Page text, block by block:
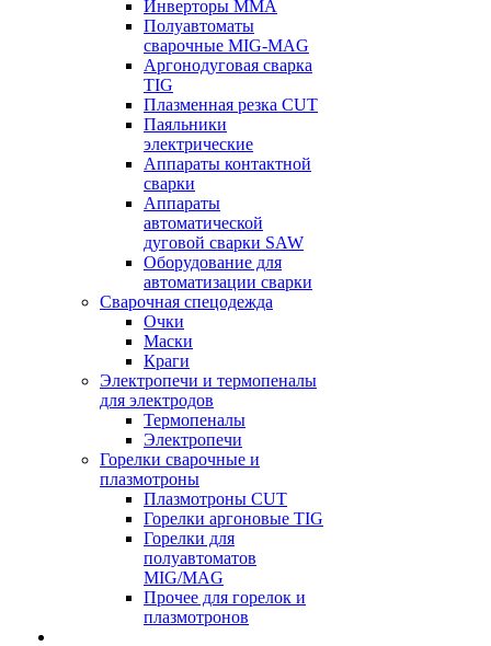
Инверторы ММА
Полуавтоматы
сварочные MIG-MAG
Аргонодуговая сварка
TIG
Плазменная резка CUT
Паяльники
электрические
Аппараты контактной
сварки
Аппараты
автоматической
дуговой сварки SAW
Оборудование для
автоматизации сварки
Сварочная спецодежда
Очки
Маски
Краги
Электропечи и термопеналы
для электродов
Термопеналы
Электропечи
Горелки сварочные и
плазмотроны
Плазмотроны CUT
Горелки аргоновые TIG
Горелки для
полуавтоматов
MIG/MAG
Прочее для горелок и
плазмотронов